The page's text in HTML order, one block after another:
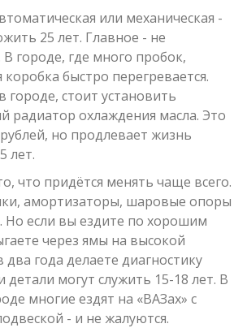
или механическая -
25 лет. Главное - не
В городе, где много пробок,
быстро перегревается.
городе, стоит установить
радиатор охлаждения масла. Это
но продлевает жизнь
лет.
что придётся менять чаще всего.
амортизаторы, шаровые опоры
Но если вы ездите по хорошим
через ямы на высокой
два года делаете диагностику
детали могут служить 15-18 лет. В
многие ездят на «ВАЗах» с
- и не жалуются.